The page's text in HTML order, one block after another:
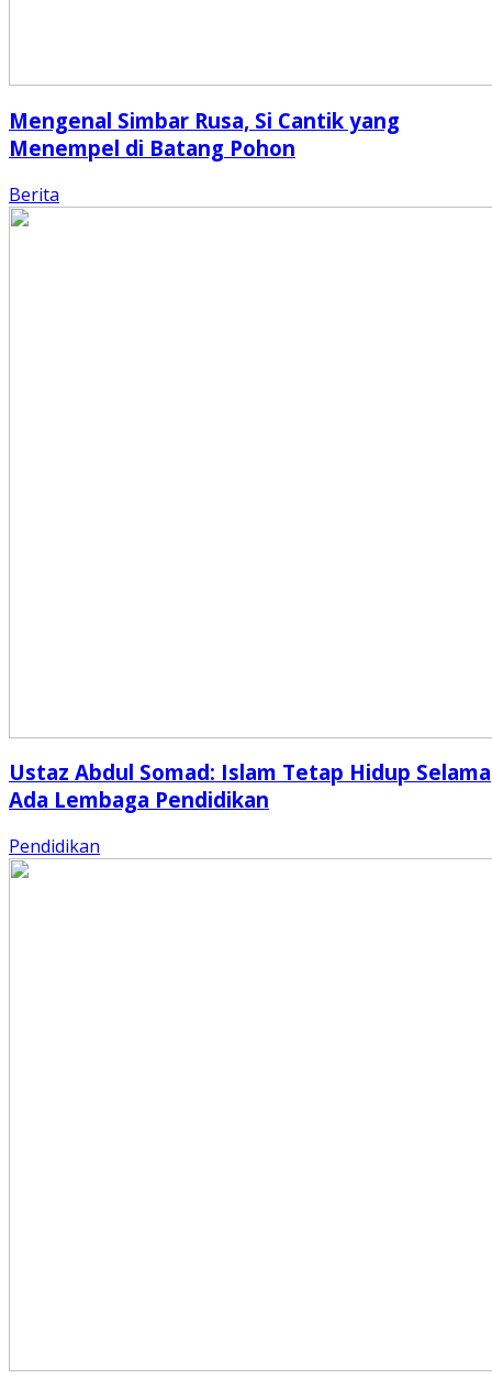
Mengenal Simbar Rusa, Si Cantik yang
Menempel di Batang Pohon
Berita
Ustaz Abdul Somad: Islam Tetap Hidup Selama
Ada Lembaga Pendidikan
Pendidikan